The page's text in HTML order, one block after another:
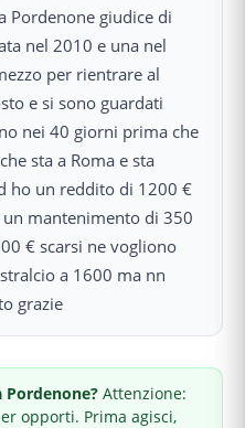
Pordenone giudice di
nel 2010 e una nel
per rientrare al
e si sono guardati
nei 40 giorni prima che
sta a Roma e sta
ho un reddito di 1200 €
mantenimento di 350
€ scarsi ne vogliono
a 1600 ma nn
grazie
Pordenone? Attenzione:
opporti. Prima agisci,